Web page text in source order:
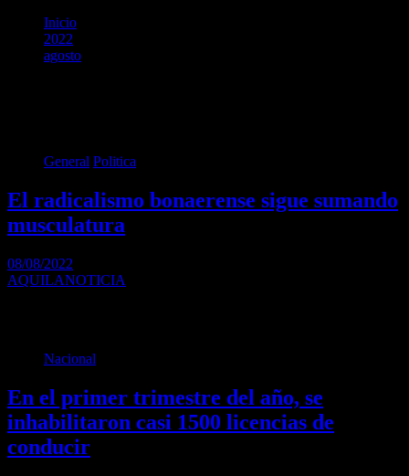
Inicio
2022
agosto
General Politica
El radicalismo bonaerense sigue sumando
musculatura
08/08/2022
AQUILANOTICIA
Nacional
En el primer trimestre del año, se
inhabilitaron casi 1500 licencias de
conducir